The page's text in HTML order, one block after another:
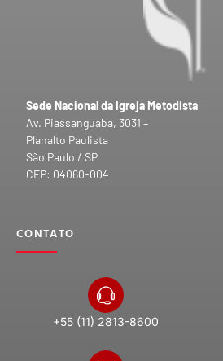
Sede Nacional da Igreja Metodista
Av. Piassanguaba, 3031 –
Planalto Paulista
São Paulo / SP
CEP: 04060-004
CONTATO
+55 (11) 2813-8600